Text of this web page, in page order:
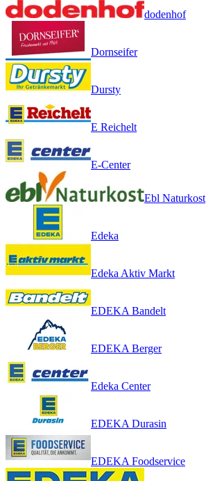
dodenhof
Dornseifer
Dursty
E Reichelt
E-Center
Ebl Naturkost
Edeka
Edeka Aktiv Markt
EDEKA Bandelt
EDEKA Berger
Edeka Center
EDEKA Durasin
EDEKA Foodservice